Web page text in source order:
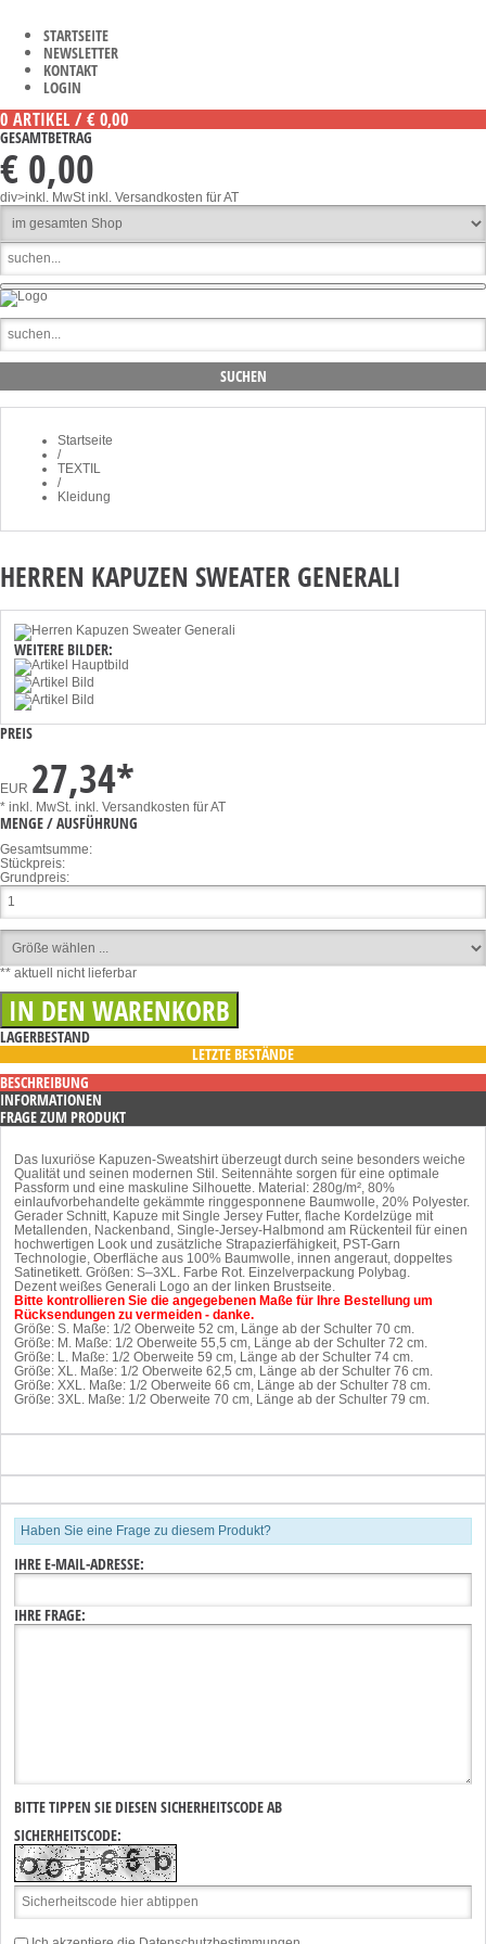
STARTSEITE
NEWSLETTER
KONTAKT
LOGIN
0 ARTIKEL / € 0,00
GESAMTBETRAG
€ 0,00
div>inkl. MwStinkl. Versandkosten für AT
Startseite
/
TEXTIL
/
Kleidung
HERREN KAPUZEN SWEATER GENERALI
WEITERE BILDER:
PREIS
EUR 27,34*
* inkl. MwSt. inkl. Versandkosten für AT
MENGE / AUSFÜHRUNG
Gesamtsumme:
Stückpreis:
Grundpreis:
** aktuell nicht lieferbar
LAGERBESTAND
LETZTE BESTÄNDE
BESCHREIBUNG
INFORMATIONEN
FRAGE ZUM PRODUKT
Das luxuriöse Kapuzen-Sweatshirt überzeugt durch seine besonders weiche
Qualität und seinen modernen Stil. Seitennähte sorgen für eine optimale
Passform und eine maskuline Silhouette. Material: 280g/m², 80%
einlaufvorbehandelte gekämmte ringgesponnene Baumwolle, 20% Polyester.
Gerader Schnitt, Kapuze mit Single Jersey Futter, flache Kordelzüge mit
Metallenden, Nackenband, Single-Jersey-Halbmond am Rückenteil für einen
hochwertigen Look und zusätzliche Strapazierfähigkeit, PST-Garn
Technologie, Oberfläche aus 100% Baumwolle, innen angeraut, doppeltes
Satinetikett. Größen: S–3XL. Farbe Rot. Einzelverpackung Polybag.
Dezent weißes Generali Logo an der linken Brustseite.
Bitte kontrollieren Sie die angegebenen Maße für Ihre Bestellung um
Rücksendungen zu vermeiden - danke.
Größe: S. Maße: 1/2 Oberweite 52 cm, Länge ab der Schulter 70 cm.
Größe: M. Maße: 1/2 Oberweite 55,5 cm, Länge ab der Schulter 72 cm.
Größe: L. Maße: 1/2 Oberweite 59 cm, Länge ab der Schulter 74 cm.
Größe: XL. Maße: 1/2 Oberweite 62,5 cm, Länge ab der Schulter 76 cm.
Größe: XXL. Maße: 1/2 Oberweite 66 cm, Länge ab der Schulter 78 cm.
Größe: 3XL. Maße: 1/2 Oberweite 70 cm, Länge ab der Schulter 79 cm.
Haben Sie eine Frage zu diesem Produkt?
IHRE E-MAIL-ADRESSE:
IHRE FRAGE:
BITTE TIPPEN SIE DIESEN SICHERHEITSCODE AB
SICHERHEITSCODE: